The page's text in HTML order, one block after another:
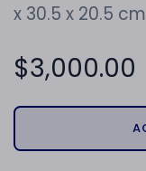
x 30.5 x 20.5
$3,000.00